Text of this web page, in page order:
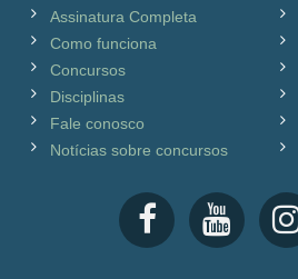
Assinatura Completa
Como funciona
Concursos
Disciplinas
Fale conosco
Notícias sobre concursos